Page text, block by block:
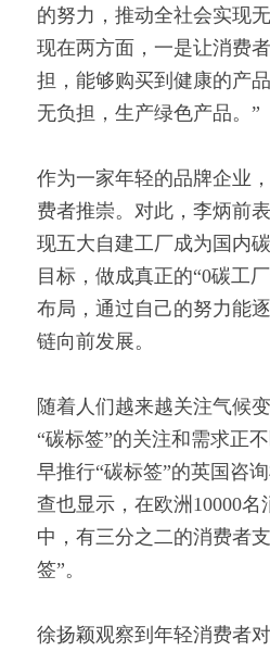
的努力，推动全社会实现
现在两方面，一是让消费
担，能够购买到健康的产
无负担，生产绿色产品。”
作为一家年轻的品牌企业
费者推崇。对此，李炳前
现五大自建工厂成为国内
目标，做成真正的“0碳工
布局，通过自己的努力能
链向前发展。
随着人们越来越关注气候
“碳标签”的关注和需求正
早推行“碳标签”的英国咨
查也显示，在欧洲10000
中，有三分之二的消费者
签”。
徐扬颖观察到年轻消费者